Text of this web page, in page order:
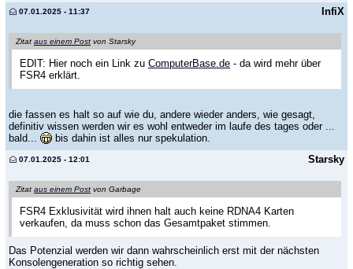
InfiX
07.01.2025 - 11:37
Zitat aus einem Post von Starsky
EDIT: Hier noch ein Link zu ComputerBase.de - da wird mehr über
FSR4 erklärt.
die fassen es halt so auf wie du, andere wieder anders, wie gesagt,
definitiv wissen werden wir es wohl entweder im laufe des tages oder ...
bald...
bis dahin ist alles nur spekulation.
Starsky
07.01.2025 - 12:01
Zitat aus einem Post von Garbage
FSR4 Exklusivität wird ihnen halt auch keine RDNA4 Karten
verkaufen, da muss schon das Gesamtpaket stimmen.
Das Potenzial werden wir dann wahrscheinlich erst mit der nächsten
Konsolengeneration so richtig sehen.